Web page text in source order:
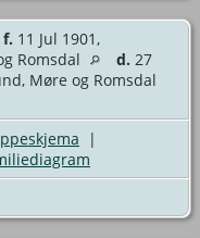
f. 11 Jul 1901,
Romsdal
d. 27
Møre og Romsdal
|